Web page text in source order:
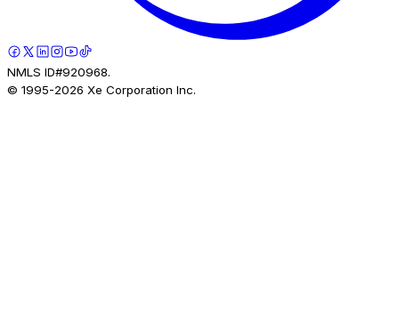
NMLS ID#920968.
© 1995-2026 Xe Corporation Inc.